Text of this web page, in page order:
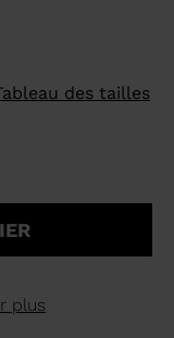
des tailles
plus